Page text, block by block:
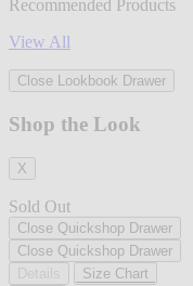
Recommended Products
View All
Close Lookbook Drawer
Shop the Look
X
Sold Out
Close Quickshop Drawer
Close Quickshop Drawer
Size Chart